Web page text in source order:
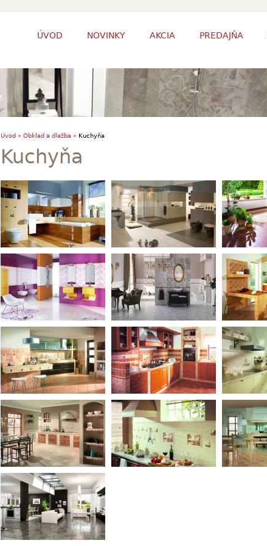
ÚVOD NOVINKY AKCIA PREDAJŇA
Úvod » Obklad a dlažba »Kuchyňa
Kuchyňa
Pinea Amanda / Alex Dolce / Lupo
Vivida / Vivido Genezo / Enezi Ada / Terrano
Emma / Galileo Gloria / Glorian
Sabia / Syriusz